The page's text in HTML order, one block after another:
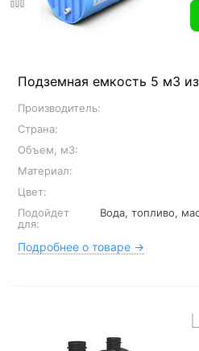
Подземная емкость 5 м3
Производитель:
Страна:
Объем, м3:
Материал:
Цвет:
Подойдет
для:
Вода, топливо,
Подробнее о товаре →